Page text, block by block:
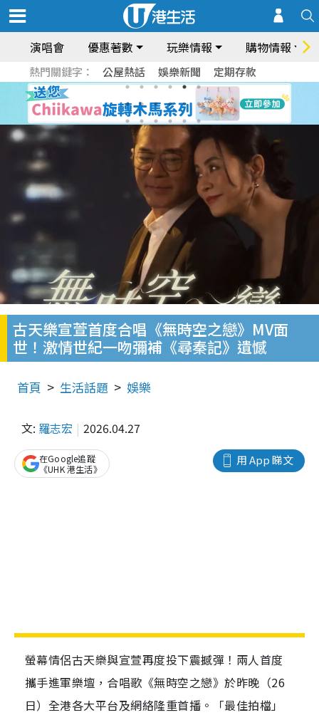
演唱會 優惠著數 玩樂情報 購物情報
熱門關鍵字： 公屋熱話 娛樂新聞 定期存款
古天樂宣萱首度合唱《無時空之戀》MV面
世！激情世紀一吻彌補《尋秦記》遺憾
首頁 生活話題 娛樂
文: 羅志宏 2026.04.27
用 App 睇文
在Google追蹤
《UHK 港生活》
螢幕情侶古天樂與宣萱再度投下震撼彈！兩人首度
攜手進軍樂壇，合唱歌《無時空之戀》於昨晚（26
日）全港各大平台及網絡隆重首播。「最佳拍檔」